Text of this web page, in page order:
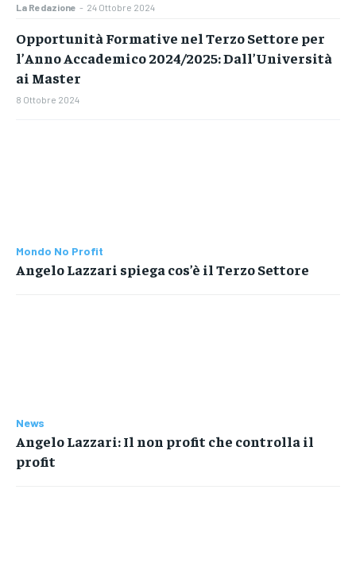
La Redazione - 24 Ottobre 2024
Opportunità Formative nel Terzo Settore per
l’Anno Accademico 2024/2025: Dall’Università
ai Master
8 Ottobre 2024
Mondo No Profit
Angelo Lazzari spiega cos’è il Terzo Settore
News
Angelo Lazzari: Il non profit che controlla il
profit